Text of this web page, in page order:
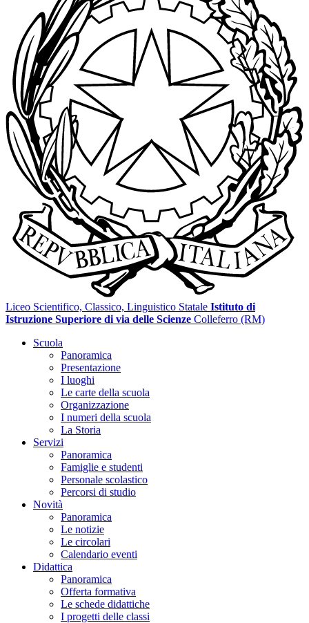
Liceo Scientifico, Classico, Linguistico Statale Istituto di
Istruzione Superiore di via delle Scienze Colleferro (RM)
Scuola
Panoramica
Presentazione
I luoghi
Le carte della scuola
Organizzazione
I numeri della scuola
La Storia
Servizi
Panoramica
Famiglie e studenti
Personale scolastico
Percorsi di studio
Novità
Panoramica
Le notizie
Le circolari
Calendario eventi
Didattica
Panoramica
Offerta formativa
Le schede didattiche
I progetti delle classi